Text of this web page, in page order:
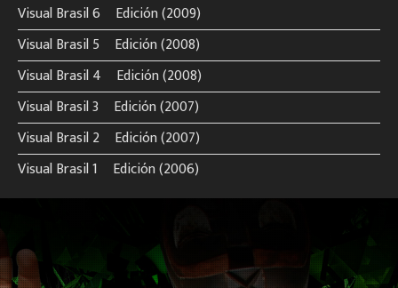
Visual Brasil 6º Edición (2009)
Visual Brasil 5º Edición (2008)
Visual Brasil 4º Edición (2008)
Visual Brasil 3º Edición (2007)
Visual Brasil 2º Edición (2007)
Visual Brasil 1º Edición (2006)